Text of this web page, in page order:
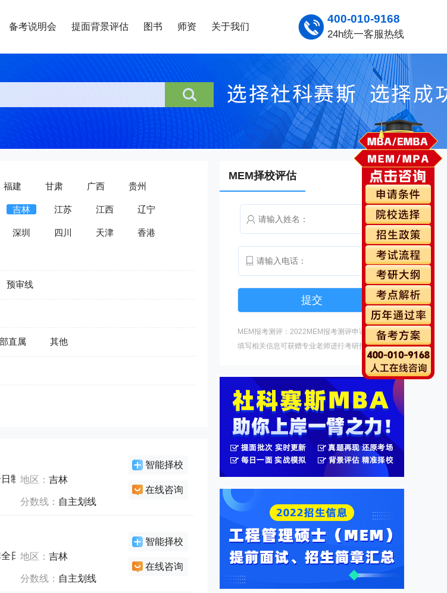
备考说明会 提面背景评估 图书 师资 关于我们
400-010-9168
24h统一客服热线
福建 甘肃 广西 贵州
吉林 江苏 江西 辽宁
深圳 四川 天津 香港
预审线
直属 其他
制0万/年(学制3年)
地区： 吉林
分数线： 自主划线
智能择校
在线咨询
日制7.8万/年(学制3年)
地区： 吉林
分数线： 自主划线
智能择校
在线咨询
MEM择校评估
MEM报考测评：2022MEM报考测评申请中，
填写相关信息可获赠专业老师进行考研指导。